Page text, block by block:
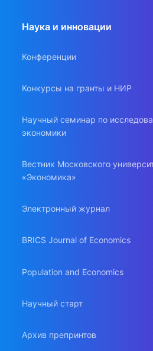
Наука и инновации
Конференции
Конкурсы на гранты и НИР
Научный семинар по
экономики
Вестник Московского
«Экономика»
Электронный журнал
BRICS Journal of Economics
Population and Economics
Научный старт
Архив препринтов